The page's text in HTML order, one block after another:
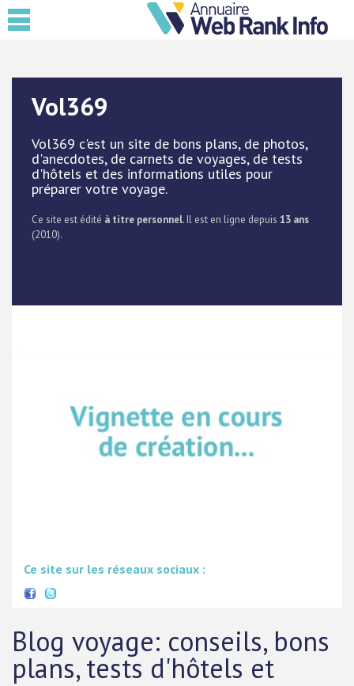
Vol369
Vol369 c'est un site de bons plans, de photos,
d'anecdotes, de carnets de voyages, de tests
d'hôtels et des informations utiles pour
préparer votre voyage.
Ce site est édité à titre personnel. Il est en ligne depuis 13 ans
(2010).
Ce site sur les réseaux sociaux :
Blog voyage: conseils, bons
plans, tests d'hôtels et